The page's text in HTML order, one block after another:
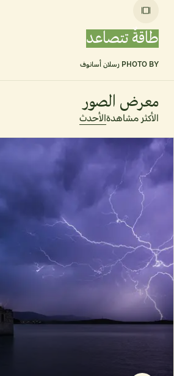
طاقةٌ تتصاعد
PHOTO BYرسلان أسانوف
معرض الصور
الأكثر مشاهدةالأحدث